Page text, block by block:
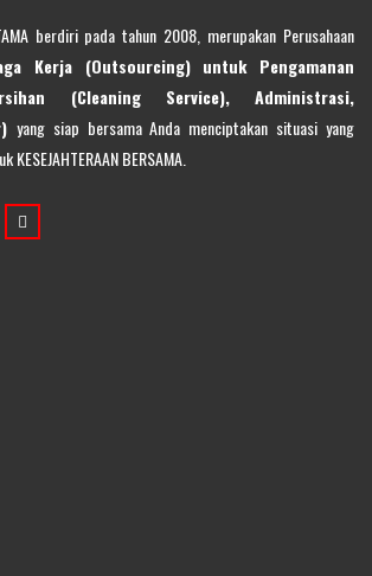
berdiri pada tahun 2008, merupakan Perusahaan
Kerja (Outsourcing) untuk Pengamanan
(Cleaning Service), Administrasi,
yang siap bersama Anda menciptakan situasi yang
KESEJAHTERAAN BERSAMA.